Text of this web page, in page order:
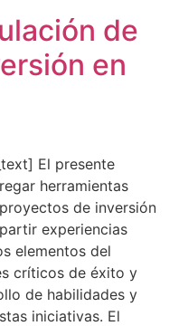
de
en
El presente
herramientas
de inversión
experiencias
elementos del
críticos de éxito y
de habilidades y
iniciativas. El